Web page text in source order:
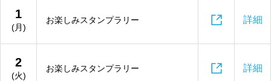
1
(月)
お楽しみスタンプラリー  詳細
2
(火)
お楽しみスタンプラリー  詳細